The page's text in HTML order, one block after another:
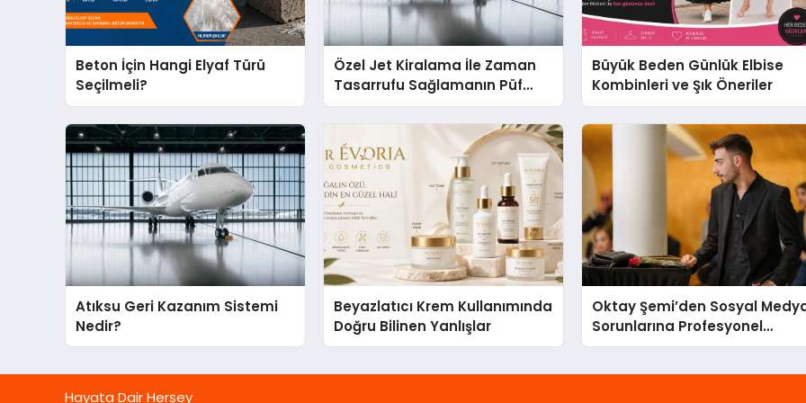
Beton İçin Hangi Elyaf Türü
Seçilmeli?
Özel Jet Kiralama İle Zaman
Tasarrufu Sağlamanın Püf
Noktaları
Büyük Beden Günlük Elbise
Kombinleri ve Şık Öneriler
Atıksu Geri Kazanım Sistemi
Nedir?
Beyazlatıcı Krem Kullanımında
Doğru Bilinen Yanlışlar
Oktay Şemi’den Sosyal
Sorunlarına Profesyonel
Müdahale ve Hızlı Çözüm
Hayata Dair Herşey